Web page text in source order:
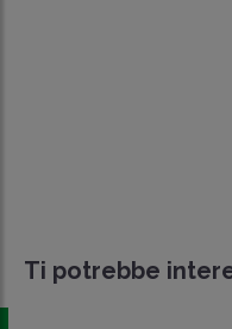
Ti potrebbe